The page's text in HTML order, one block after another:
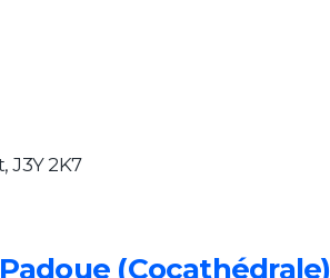
J3Y 2K7
(Cocathédrale)